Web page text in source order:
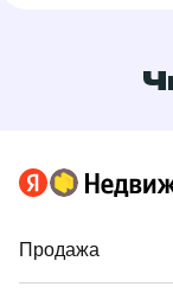
Продажа